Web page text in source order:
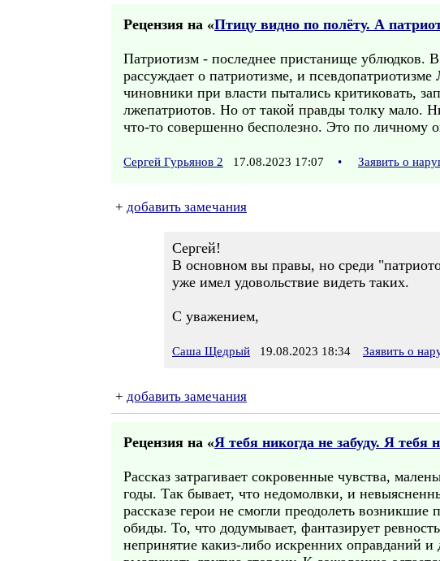
Рецензия на «Птицу видно по полёту. А
Патриотизм - последнее пристанище ублюдков.
рассуждает о патриотизме, и
чиновники при власти пытались критиковать,
лжепатриотов. Но от такой правды толку мало.
что-то совершенно бесполезно. Это по личному
Сергей Гурьянов 2 17.08.2023 17:07 • Заявить о
+ добавить замечания
Сергей!
В основном вы правы, но среди
уже имел удовольствие видеть таких.
С уважением,
Саша Щедрый 19.08.2023 18:34 Заявить о
+ добавить замечания
Рецензия на «Я тебя никогда не забуду. Я тебя
Рассказ затрагивает сокровенные чувства,
годы. Так бывает, что недомолвки, и
рассказе герои не смогли преодолеть
обиды. То, что додумывает, фантазирует
непринятие какиз-либо искренних оправданий и